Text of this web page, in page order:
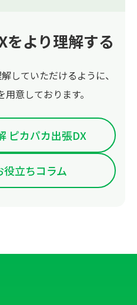
をより理解する
していただけるように、
意しております。
ピカパカ出張DX
役立ちコラム